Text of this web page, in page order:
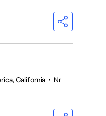
California • Nr